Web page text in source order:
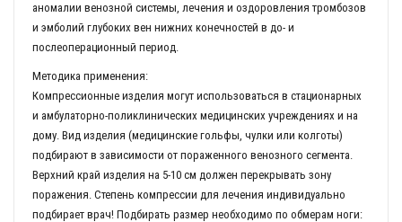
аномалии венозной системы, лечения и оздоровления тромбозов
и эмболий глубоких вен нижних конечностей в до- и
послеоперационный период.
Методика применения:
Компрессионные изделия могут использоваться в стационарных
и амбулаторно-поликлинических медицинских учреждениях и на
дому. Вид изделия (медицинские гольфы, чулки или колготы)
подбирают в зависимости от пораженного венозного сегмента.
Верхний край изделия на 5-10 см должен перекрывать зону
поражения. Степень компрессии для лечения индивидуально
подбирает врач! Подбирать размер необходимо по обмерам ноги: